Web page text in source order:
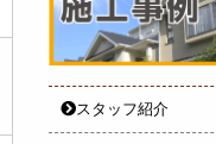
スタッフ紹介